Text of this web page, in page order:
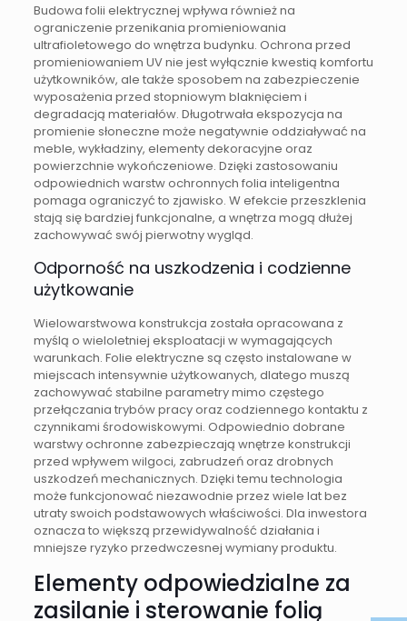
Budowa folii elektrycznej wpływa również na
ograniczenie przenikania promieniowania
ultrafioletowego do wnętrza budynku. Ochrona przed
promieniowaniem UV nie jest wyłącznie kwestią komfortu
użytkowników, ale także sposobem na zabezpieczenie
wyposażenia przed stopniowym blaknięciem i
degradacją materiałów. Długotrwała ekspozycja na
promienie słoneczne może negatywnie oddziaływać na
meble, wykładziny, elementy dekoracyjne oraz
powierzchnie wykończeniowe. Dzięki zastosowaniu
odpowiednich warstw ochronnych folia inteligentna
pomaga ograniczyć to zjawisko. W efekcie przeszklenia
stają się bardziej funkcjonalne, a wnętrza mogą dłużej
zachowywać swój pierwotny wygląd.
Odporność na uszkodzenia i codzienne
użytkowanie
Wielowarstwowa konstrukcja została opracowana z
myślą o wieloletniej eksploatacji w wymagających
warunkach. Folie elektryczne są często instalowane w
miejscach intensywnie użytkowanych, dlatego muszą
zachowywać stabilne parametry mimo częstego
przełączania trybów pracy oraz codziennego kontaktu z
czynnikami środowiskowymi. Odpowiednio dobrane
warstwy ochronne zabezpieczają wnętrze konstrukcji
przed wpływem wilgoci, zabrudzeń oraz drobnych
uszkodzeń mechanicznych. Dzięki temu technologia
może funkcjonować niezawodnie przez wiele lat bez
utraty swoich podstawowych właściwości. Dla inwestora
oznacza to większą przewidywalność działania i
mniejsze ryzyko przedwczesnej wymiany produktu.
Elementy odpowiedzialne za
zasilanie i sterowanie folią